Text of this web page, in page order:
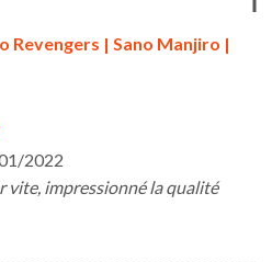
Revengers | Sano Manjiro |
2022
vite, impressionné la qualité